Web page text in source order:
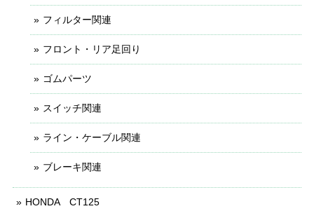
フィルター関連
フロント・リア足回り
ゴムパーツ
スイッチ関連
ライン・ケーブル関連
ブレーキ関連
HONDA CT125